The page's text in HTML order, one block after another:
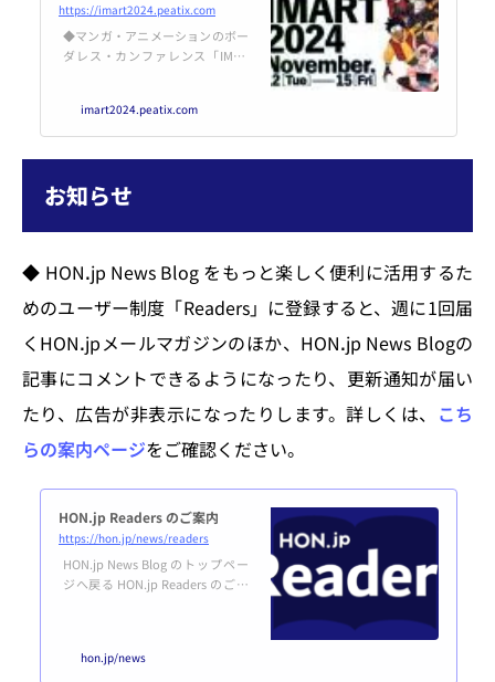
https://imart2024.peatix.com
◆マンガ・アニメーションのボー
ダレス・カンファレンス「IMAR
ガ・アニメーションの未来... pow
ered by Peatix : More than a ticke
t.
imart2024.peatix.com
お知らせ
◆ HONꓸjp News Blog をもっと楽しく便利に活用するた
めのユーザー制度「Readers」に登録すると、週に1回届
くHONꓸjpメールマガジンのほか、HONꓸjp News Blogの
記事にコメントできるようになったり、更新通知が届い
たり、広告が非表示になったりします。詳しくは、 こち
らの案内ページをご確認ください。
HON.jp Readers のご案内
https://hon.jp/news/readers
HON.jp News Blog のトップペー
ジへ戻る HON.jp Readers のご案
誰でも無料で登録できます。利用
hon.jp/news